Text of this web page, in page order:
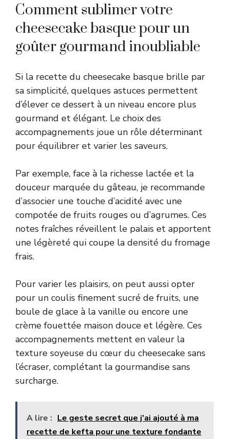
Comment sublimer votre
cheesecake basque pour un
goûter gourmand inoubliable
Si la recette du cheesecake basque brille par
sa simplicité, quelques astuces permettent
d’élever ce dessert à un niveau encore plus
gourmand et élégant. Le choix des
accompagnements joue un rôle déterminant
pour équilibrer et varier les saveurs.
Par exemple, face à la richesse lactée et la
douceur marquée du gâteau, je recommande
d’associer une touche d’acidité avec une
compotée de fruits rouges ou d’agrumes. Ces
notes fraîches réveillent le palais et apportent
une légèreté qui coupe la densité du fromage
frais.
Pour varier les plaisirs, on peut aussi opter
pour un coulis finement sucré de fruits, une
boule de glace à la vanille ou encore une
crème fouettée maison douce et légère. Ces
accompagnements mettent en valeur la
texture soyeuse du cœur du cheesecake sans
l’écraser, complétant la gourmandise sans
surcharge.
A lire : Le geste secret que j'ai ajouté à ma
recette de kefta pour une texture fondante